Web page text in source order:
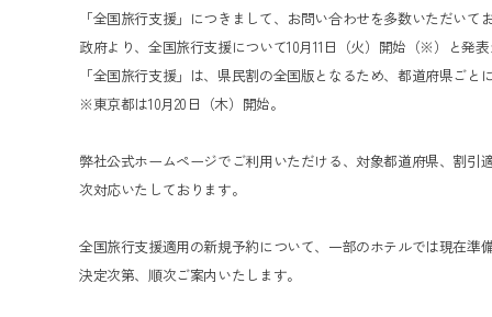
「全国旅行支援」につきまして、お問い合わせを多数いただいて
政府より、全国旅行支援について10月11日（火）開始（※）と発
「全国旅行支援」は、県民割の全国版となるため、都道府県ご
※東京都は10月20日（木）開始。
弊社公式ホームページでご利用いただける、対象都道府県、割
次対応いたしております。
全国旅行支援適用の新規予約について、一部のホテルでは現在準
決定次第、順次ご案内いたします。